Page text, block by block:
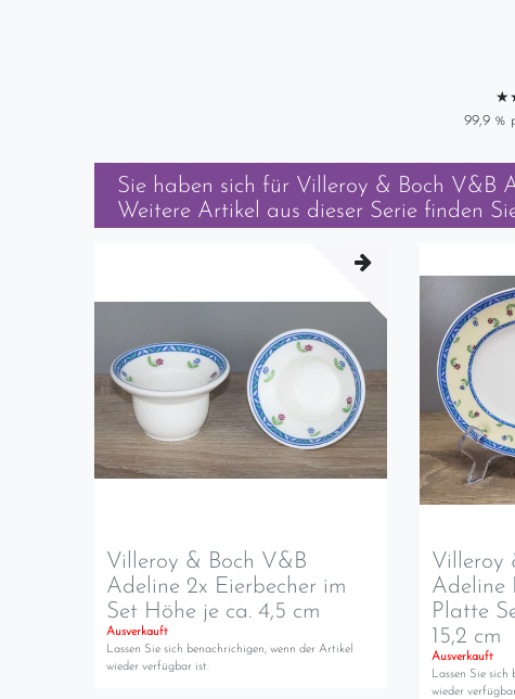
99,9 %
Sie haben sich für Villeroy & Boch V&B
Weitere Artikel aus dieser Serie finden
Villeroy & Boch V&B
Adeline 2x Eierbecher im
Set Höhe je ca. 4,5 cm
Ausverkauft
Lassen Sie sich benachrichigen, wenn der Artikel
wieder verfügbar ist.
Villeroy
Adeline
Platte
15,2 cm
Ausverkauft
Lassen Sie sich
wieder